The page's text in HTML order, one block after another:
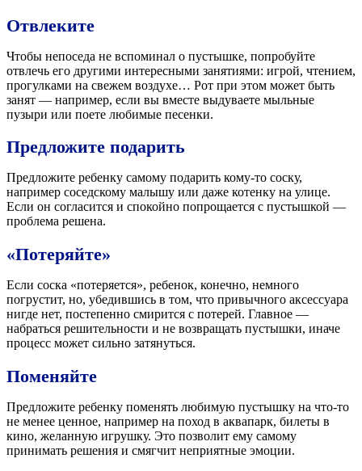
Отвлеките
Чтобы непоседа не вспоминал о пустышке, попробуйте
отвлечь его другими интересными занятиями: игрой, чтением,
прогулками на свежем воздухе… Рот при этом может быть
занят — например, если вы вместе выдуваете мыльные
пузыри или поете любимые песенки.
Предложите подарить
Предложите ребенку самому подарить кому-то соску,
например соседскому малышу или даже котенку на улице.
Если он согласится и спокойно попрощается с пустышкой —
проблема решена.
«Потеряйте»
Если соска «потеряется», ребенок, конечно, немного
погрустит, но, убедившись в том, что привычного аксессуара
нигде нет, постепенно смирится с потерей. Главное —
набраться решительности и не возвращать пустышки, иначе
процесс может сильно затянуться.
Поменяйте
Предложите ребенку поменять любимую пустышку на что-то
не менее ценное, например на поход в аквапарк, билеты в
кино, желанную игрушку. Это позволит ему самому
принимать решения и смягчит неприятные эмоции.